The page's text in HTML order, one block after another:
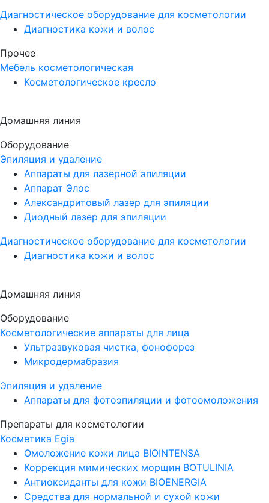
Диагностическое оборудование для косметологии
Диагностика кожи и волос
Прочее
Мебель косметологическая
Косметологическое кресло
Домашняя линия
Оборудование
Эпиляция и удаление
Аппараты для лазерной эпиляции
Аппарат Элос
Александритовый лазер для эпиляции
Диодный лазер для эпиляции
Диагностическое оборудование для косметологии
Диагностика кожи и волос
Домашняя линия
Оборудование
Косметологические аппараты для лица
Ультразвуковая чистка, фонофорез
Микродермабразия
Эпиляция и удаление
Аппараты для фотоэпиляции и фотоомоложения
Препараты для косметологии
Косметика Egia
Омоложение кожи лица BIOINTENSA
Коррекция мимических морщин BOTULINIA
Антиоксиданты для кожи BIOENERGIA
Средства для нормальной и сухой кожи